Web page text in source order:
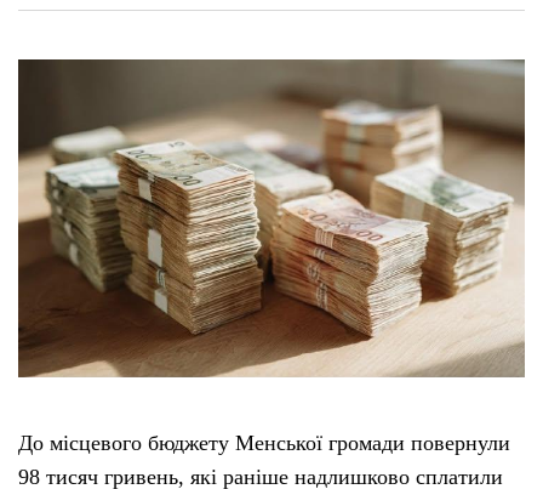
До місцевого бюджету Менської громади повернули
98 тисяч гривень, які раніше надлишково сплатили